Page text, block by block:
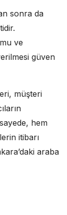
sonra da
ve
güven
müşteri
hem
itibarı
araba